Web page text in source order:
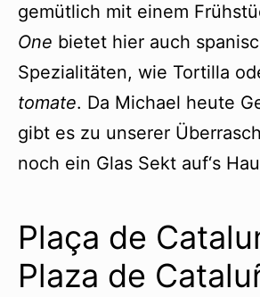
gemütlich mit einem
One bietet hier auch
Spezialitäten, wie Tortilla
tomate. Da Michael heute
gibt es zu unserer
noch ein Glas Sekt auf‘s
Plaça de
Plaza de